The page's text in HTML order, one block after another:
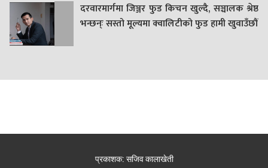
दरवारमार्गमा जिञ्जर फुड किचन खुल्दै, सञ्चालक श्रेष्ठ
भन्छन्ः सस्तो मूल्यमा क्वालिटीको फुड हामी खुवाउँछौं
प्रकाशक: सजिव कालाखेती